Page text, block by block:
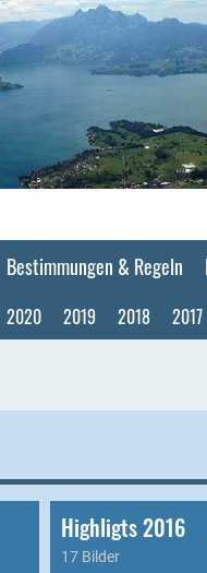
Bestimmungen & Regeln
2020 2019 2018 2017
Highligts 2016
17 Bilder